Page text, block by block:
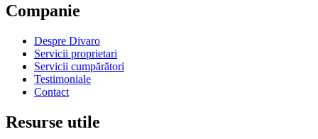
Companie
Despre Divaro
Servicii proprietari
Servicii cumpărători
Testimoniale
Contact
Resurse utile